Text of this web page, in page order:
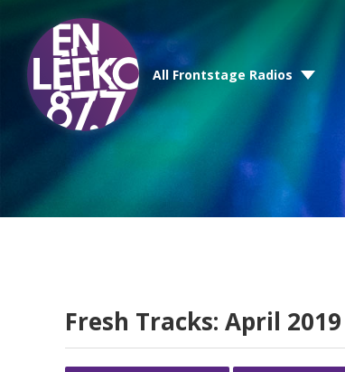
All Frontstage Radios
Fresh Tracks: April 2019